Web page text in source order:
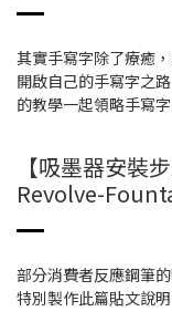
其實手寫字除了療癒
開啟自己的手寫字之
的教學一起領略手寫
【吸墨器安裝
Revolve-
部分消費者反應鋼筆
特別製作此篇貼文說